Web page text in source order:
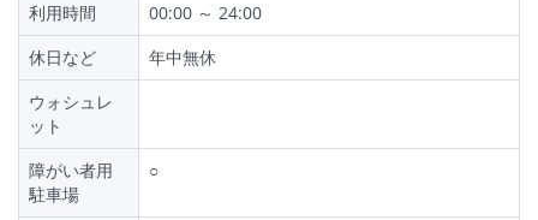
利用時間
00:00 ～ 24:00
休日など
年中無休
ウォシュレ
ット
障がい者用
駐車場
○